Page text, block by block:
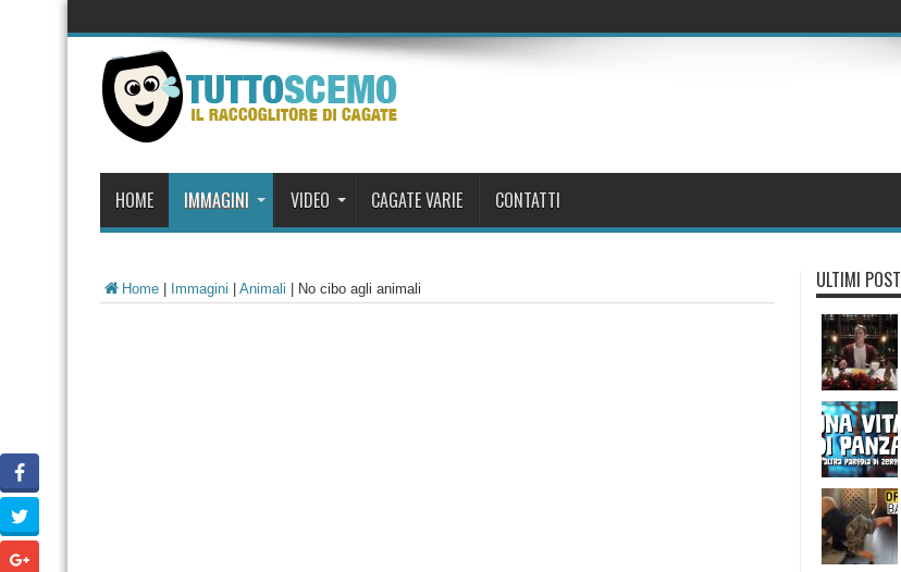
HOME IMMAGINI VIDEO CAGATE VARIE CONTATTI
Home Immagini Animali No cibo agli animali ULTIMI POST